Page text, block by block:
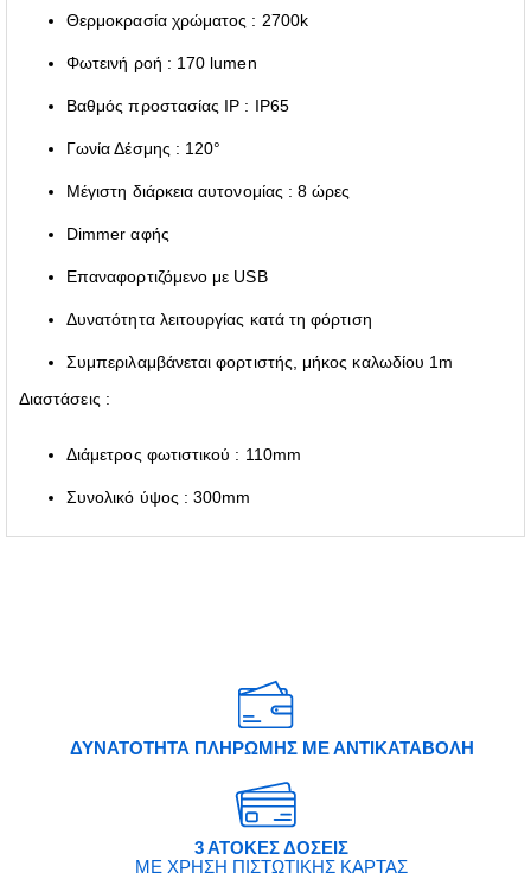
Θερμοκρασία χρώματος : 2700k
Φωτεινή ροή : 170 lumen
Βαθμός προστασίας IP : IP65
Γωνία Δέσμης : 120°
Μέγιστη διάρκεια αυτονομίας : 8 ώρες
Dimmer αφής
Επαναφορτιζόμενο με USB
Δυνατότητα λειτουργίας κατά τη φόρτιση
Συμπεριλαμβάνεται φορτιστής, μήκος καλωδίου 1m
Διαστάσεις :
Διάμετρος φωτιστικού : 110mm
Συνολικό ύψος : 300mm
ΔΥΝΑΤΟΤΗΤΑ ΠΛΗΡΩΜΗΣ ΜΕ ΑΝΤΙΚΑΤΑΒΟΛΗ
3 ΑΤΟΚΕΣ ΔΟΣΕΙΣ
ΜΕ ΧΡΗΣΗ ΠΙΣΤΩΤΙΚΗΣ ΚΑΡΤΑΣ